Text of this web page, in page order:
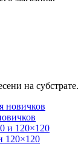
на субстрате.
120×120